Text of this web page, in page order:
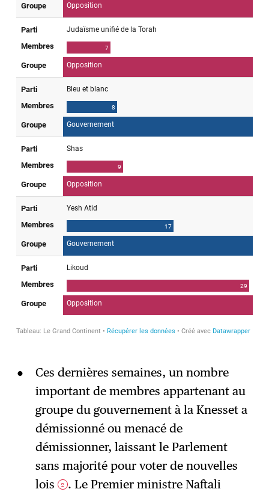
Ces dernières semaines, un nombre
important de membres appartenant au
groupe du gouvernement à la Knesset a
démissionné ou menacé de
démissionner, laissant le Parlement
sans majorité pour voter de nouvelles
lois
2 . Le Premier ministre Naftali